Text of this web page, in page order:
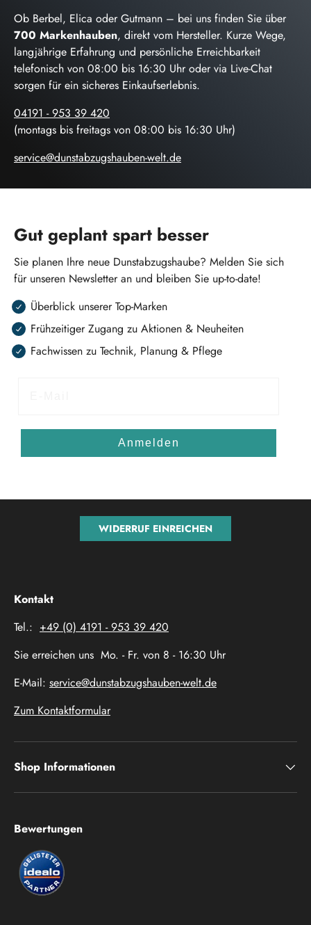
Ob Berbel, Elica oder Gutmann – bei uns finden Sie über
700 Markenhauben, direkt vom Hersteller. Kurze Wege,
langjährige Erfahrung und persönliche Erreichbarkeit
telefonisch von 08:00 bis 16:30 Uhr oder via Live-Chat
sorgen für ein sicheres Einkaufserlebnis.
04191 - 953 39 420
(montags bis freitags von 08:00 bis 16:30 Uhr)
service@dunstabzugshauben-welt.de
Gut geplant spart besser
Sie planen Ihre neue Dunstabzugshaube? Melden Sie sich
für unseren Newsletter an und bleiben Sie up-to-date!
Überblick unserer Top-Marken
Frühzeitiger Zugang zu Aktionen & Neuheiten
Fachwissen zu Technik, Planung & Pflege
Anmelden
WIDERRUF EINREICHEN
Kontakt
Tel.: +49 (0) 4191 - 953 39 420
Sie erreichen uns Mo. - Fr. von 8 - 16:30 Uhr
E-Mail: service@dunstabzugshauben-welt.de
Zum Kontaktformular
Shop Informationen
Bewertungen